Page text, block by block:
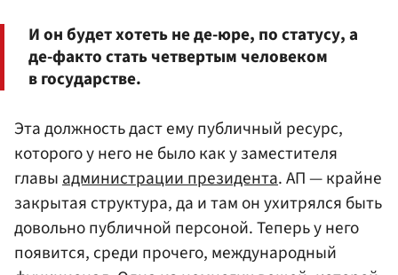
И он будет хотеть не де-юре, по статусу, а
де-факто стать четвертым человеком
в государстве.
Эта должность даст ему публичный ресурс,
которого у него не было как у заместителя
главыадминистрации президента. АП — крайне
закрытая структура, да и там он ухитрялся быть
довольно публичной персоной. Теперь у него
появится, среди прочего, международный